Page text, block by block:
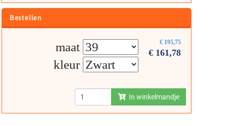
Bestellen
€ 195,75
€ 161,78
maat
kleur
In winkelmandje